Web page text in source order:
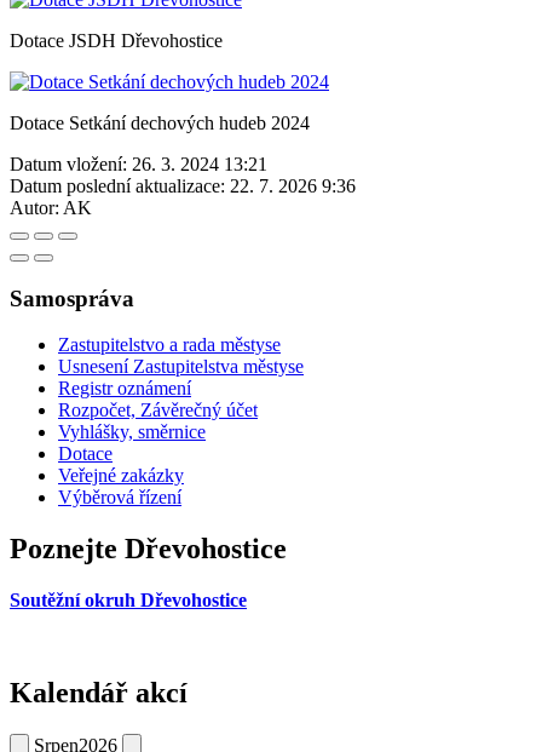
Dotace JSDH Dřevohostice
Dotace Setkání dechových hudeb 2024
Datum vložení: 26. 3. 2024 13:21
Datum poslední aktualizace: 22. 7. 2026 9:36
Autor: AK
Samospráva
Zastupitelstvo a rada městyse
Usnesení Zastupitelstva městyse
Registr oznámení
Rozpočet, Závěrečný účet
Vyhlášky, směrnice
Dotace
Veřejné zakázky
Výběrová řízení
Poznejte Dřevohostice
Soutěžní okruh Dřevohostice
Kalendář akcí
Srpen2026